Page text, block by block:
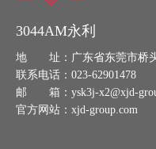
3044AM永利
地 址：广东省东莞市桥头
联系电话：023-62901478
邮 箱：ysk3j-x2@xjd-
官方网站：xjd-group.com